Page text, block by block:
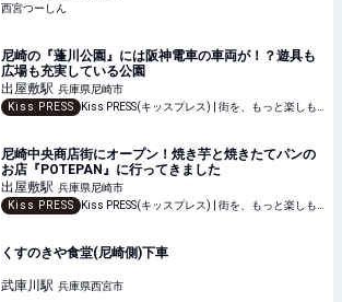
西宮つーしん
尼崎の『蓬川公園』には阪神電車の車両が！？遊具も
広場も充実している公園
出屋敷駅 兵庫県尼崎市
Kiss PRESS
尼崎中央商店街にオープン！焼き芋と焼きたてパンの
お店『POTEPAN』に行ってきました
出屋敷駅 兵庫県尼崎市
Kiss PRESS
くすのきや食堂(尼崎側)下車
武庫川駅 兵庫県西宮市